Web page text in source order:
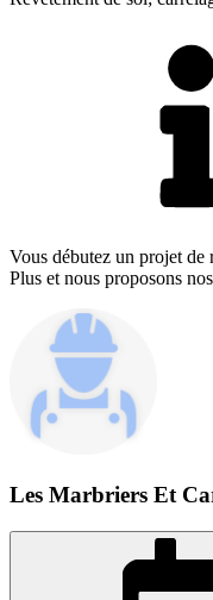
Vous débutez un projet de
Plus et nous proposons
Les Marbriers Et